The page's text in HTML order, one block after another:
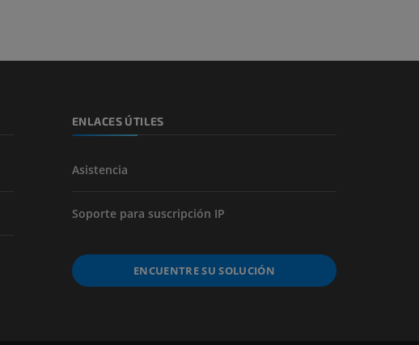
ENLACES ÚTILES
Asistencia
Soporte para suscripción IP
ENCUENTRE SU SOLUCIÓN